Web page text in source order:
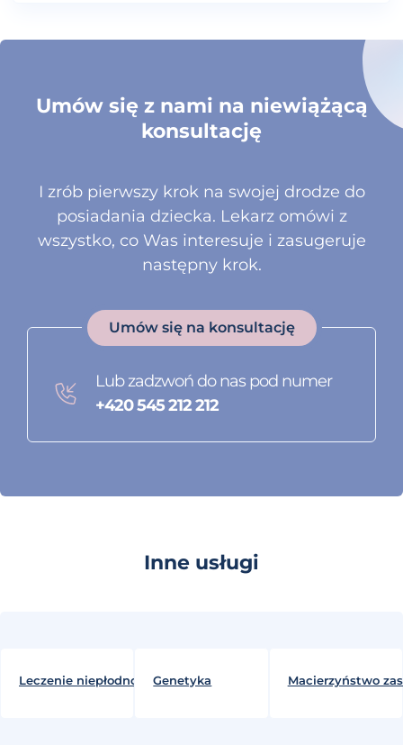
Umów się z nami na niewiążącą
konsultację
I zrób pierwszy krok na swojej drodze do
posiadania dziecka. Lekarz omówi z
wszystko, co Was interesuje i zasugeruje
następny krok.
Umów się na konsultację
Lub zadzwoń do nas pod numer
+420 545 212 212
Inne usługi
Leczenie niepłodnościGenetyka Macierzyństwo